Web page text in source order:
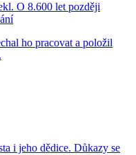
O 8.600 let později
ho pracovat a položil
i jeho dědice. Důkazy se